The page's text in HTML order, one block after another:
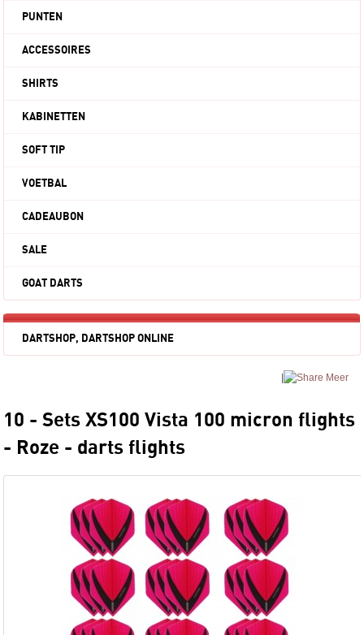
PUNTEN
ACCESSOIRES
SHIRTS
KABINETTEN
SOFT TIP
VOETBAL
CADEAUBON
SALE
GOAT DARTS
DARTSHOP, DARTSHOP ONLINE
Meer
10 - Sets XS100 Vista 100 micron flights
- Roze - darts flights